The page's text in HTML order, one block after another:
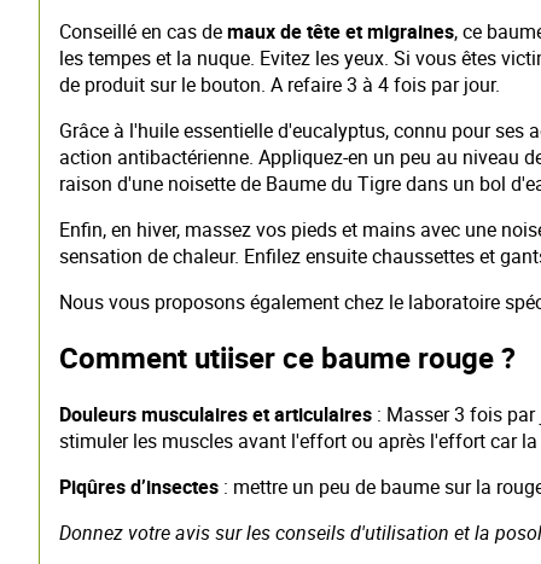
Conseillé en cas demaux de tête et migraines, ce
les tempes et la nuque. Evitez les yeux. Si vous êtes
de produit sur le bouton. A refaire 3 à 4 fois par jour.
Grâce à l'huile essentielle d'eucalyptus, connu pour ses
action antibactérienne. Appliquez-en un peu au niveau
raison d'une noisette de Baume du Tigre dans un bol
Enfin, en hiver, massez vos pieds et mains avec une
sensation de chaleur. Enfilez ensuite chaussettes et
Nous vous proposons également chez le laboratoire
Comment utiiser ce baume rouge ?
Douleurs musculaires et articulaires : Masser 3 fois
stimuler les muscles avant l'effort ou après l'effort car
Piqûres d’insectes : mettre un peu de baume sur la
Donnez votre avis sur les conseils d'utilisation et la